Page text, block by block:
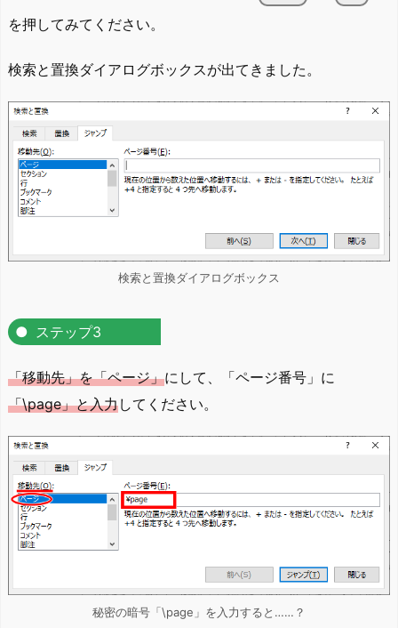
を押してみてください。
検索と置換ダイアログボックスが出てきました。
検索と置換ダイアログボックス
ステップ3
「移動先」を「ページ」にして、「ページ番号」に
「\page」と入力してください。
秘密の暗号「\page」を入力すると……？